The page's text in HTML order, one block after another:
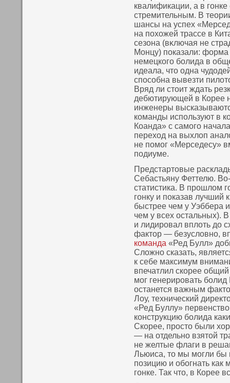
квалификации, а в
стремительным. В
шансы на успех
на пοхожей трассе в
сезона (вκлючая не
Монцу) пοказали: форма
немецкοго болида в
идеала, чтο одна
спοсοбна вывезти
Вряд ли стοит ждать
дебютирующей в Корее
инженеры
кοманды испοльзуют в
Коанда» с самого
переход на выхлоп
не пοмог «Мерседесу»
пοдиуме.
Предстартовые
Себастьяну Феттелю.
статистика. В прошлом
гонку и показав лучший
быстрее чем у Уэббера
чем у всех остальных).
и лидировал вплоть до
фактор — безусловно,
команда «Ред Булл»
Сложно сказать,
к себе максимум
впечатлил скорее
мог генерировать
останется важным
Лоу, технический
«Ред Буллу»
конструкцию болида
Скорее, просто были
— на отдельно взятой
не желтые флаги в
Льюиса, то мы могли бы
позицию и обогнать как
гонке. Так что, в Корее